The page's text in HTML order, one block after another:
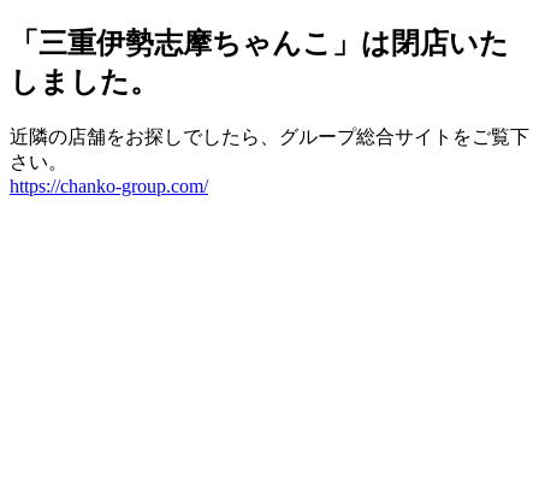
「三重伊勢志摩ちゃんこ」は閉店いた
しました。
近隣の店舗をお探しでしたら、グループ総合サイトをご覧下
さい。
https://chanko-group.com/